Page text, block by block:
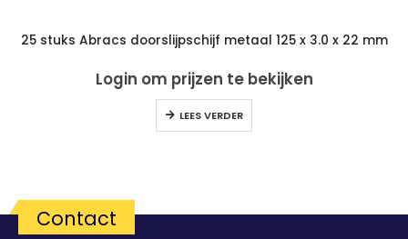
25 stuks Abracs doorslijpschijf metaal 125 x 3.0 x 22 mm
Login om prijzen te bekijken
LEES VERDER
Contact